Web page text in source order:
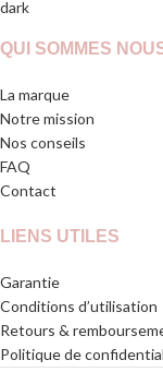
QUI SOMMES
La marque
Notre mission
Nos conseils
FAQ
Contact
LIENS UTILES
Garantie
Conditions d’utilisation
Retours &
Politique de